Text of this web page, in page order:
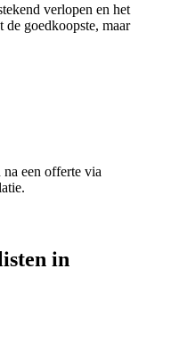
verlopen en het
de goedkoopste, maar
een offerte via
in